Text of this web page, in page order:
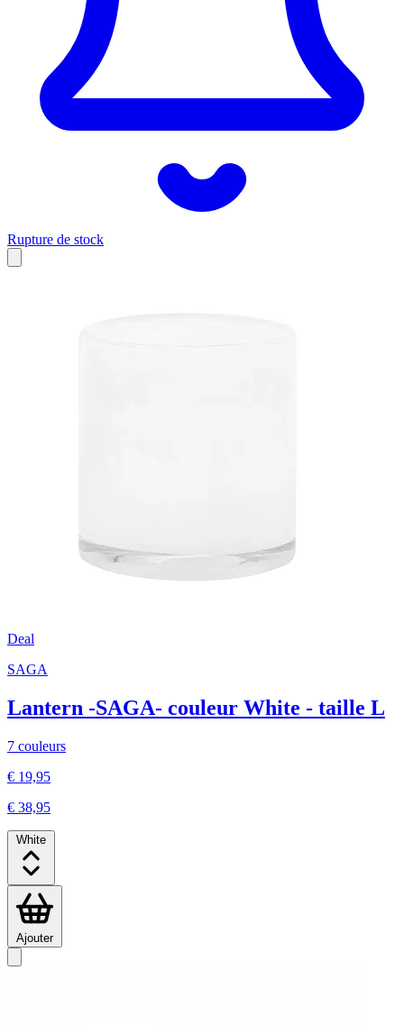
Rupture de stock
Deal
SAGA
Lantern -SAGA- couleur White - taille L
7 couleurs
€ 19,95
€ 38,95
White
Ajouter